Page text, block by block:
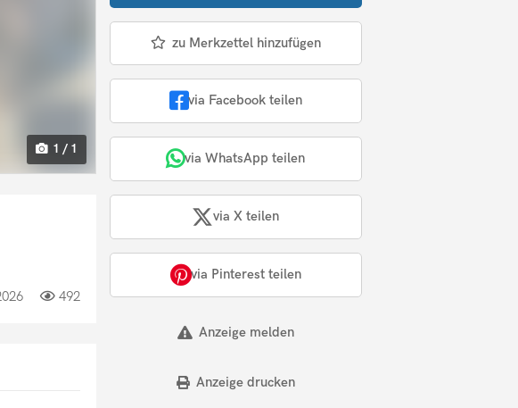
1 / 1
492
zu Merkzettel hinzufügen
via Facebook teilen
via WhatsApp teilen
via X teilen
via Pinterest teilen
Anzeige melden
Anzeige drucken